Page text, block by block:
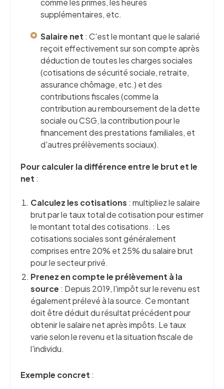
comme les primes, les heures
supplémentaires, etc.
Salaire net : C'est le montant que le salarié
reçoit effectivement sur son compte après
déduction de toutes les charges sociales
(cotisations de sécurité sociale, retraite,
assurance chômage, etc.) et des
contributions fiscales (comme la
contribution au remboursement de la dette
sociale ou CSG, la contribution pour le
financement des prestations familiales, et
d'autres prélèvements sociaux).
Pour calculer la différence entre le brut et le
net :
Calculez les cotisations : multipliez le salaire
brut par le taux total de cotisation pour estimer
le montant total des cotisations. : Les
cotisations sociales sont généralement
comprises entre 20% et 25% du salaire brut
pour le secteur privé.
Prenez en compte le prélèvement à la
source : Depuis 2019, l'impôt sur le revenu est
également prélevé à la source. Ce montant
doit être déduit du résultat précédent pour
obtenir le salaire net après impôts. Le taux
varie selon le revenu et la situation fiscale de
l'individu.
Exemple concret :